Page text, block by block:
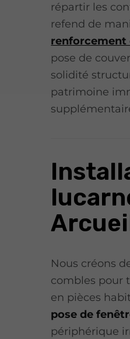
répartir les
refend de
renforcement
pose de
solidité
patrimoine
Nous créons
combles pour
en pièces
pose de
périphérique